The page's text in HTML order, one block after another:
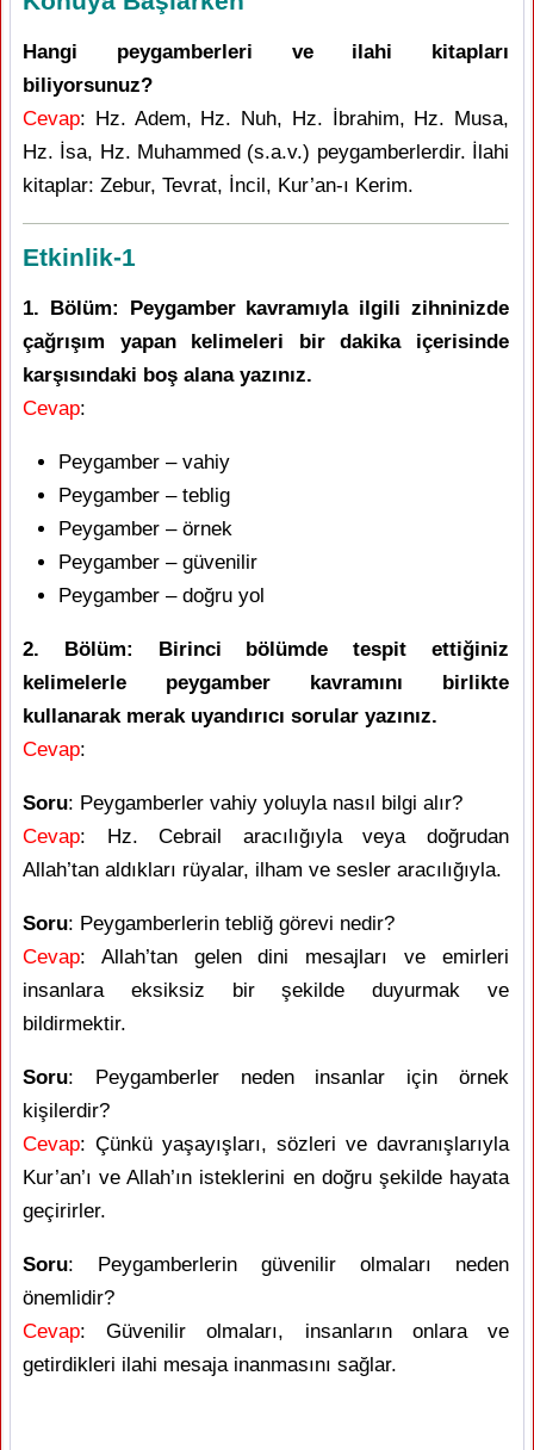
Hangi peygamberleri ve ilahi kitapları
biliyorsunuz?
Cevap: Hz. Adem, Hz. Nuh, Hz. İbrahim, Hz. Musa,
Hz. İsa, Hz. Muhammed (s.a.v.) peygamberlerdir. İlahi
kitaplar: Zebur, Tevrat, İncil, Kur’an-ı Kerim.
Etkinlik-1
1. Bölüm: Peygamber kavramıyla ilgili zihninizde
çağrışım yapan kelimeleri bir dakika içerisinde
karşısındaki boş alana yazınız.
Cevap:
Peygamber – vahiy
Peygamber – teblig
Peygamber – örnek
Peygamber – güvenilir
Peygamber – doğru yol
2. Bölüm: Birinci bölümde tespit ettiğiniz
kelimelerle peygamber kavramını birlikte
kullanarak merak uyandırıcı sorular yazınız.
Cevap:
Soru: Peygamberler vahiy yoluyla nasıl bilgi alır?
Cevap: Hz. Cebrail aracılığıyla veya doğrudan
Allah’tan aldıkları rüyalar, ilham ve sesler aracılığıyla.
Soru: Peygamberlerin tebliğ görevi nedir?
Cevap: Allah’tan gelen dini mesajları ve emirleri
insanlara eksiksiz bir şekilde duyurmak ve
bildirmektir.
Soru: Peygamberler neden insanlar için örnek
kişilerdir?
Cevap: Çünkü yaşayışları, sözleri ve davranışlarıyla
Kur’an’ı ve Allah’ın isteklerini en doğru şekilde hayata
geçirirler.
Soru: Peygamberlerin güvenilir olmaları neden
önemlidir?
Cevap: Güvenilir olmaları, insanların onlara ve
getirdikleri ilahi mesaja inanmasını sağlar.